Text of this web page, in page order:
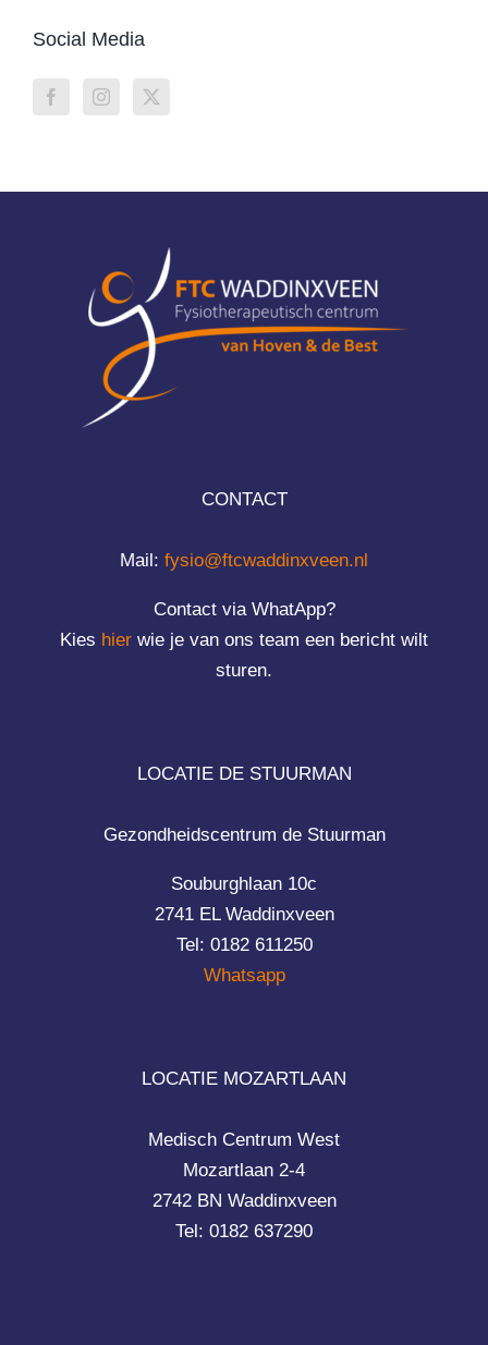
Social Media
CONTACT
Mail: fysio@ftcwaddinxveen.nl
Contact via WhatApp?
Kies hier wie je van ons team een bericht wilt
sturen.
LOCATIE DE STUURMAN
Gezondheidscentrum de Stuurman
Souburghlaan 10c
2741 EL Waddinxveen
Tel: 0182 611250
Whatsapp
LOCATIE MOZARTLAAN
Medisch Centrum West
Mozartlaan 2-4
2742 BN Waddinxveen
Tel: 0182 637290